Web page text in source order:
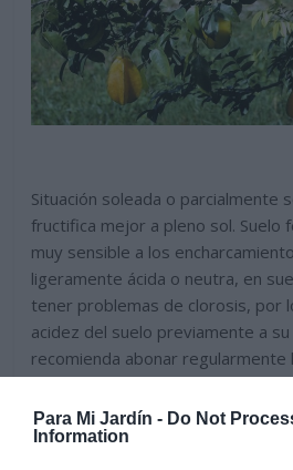
Para Mi Jardín - Do Not
Information
Situación soleada o parcialmente
fructifica mejor a pleno sol. Suelo
muy sensible a los
ligeramente ácida o neutra, en
tener problemas de clorosis, por
acidez del suelo previamente a su
recomienda abonar regularmente
moderadas o cálidas invernales,
intenso, ni las heladas, es